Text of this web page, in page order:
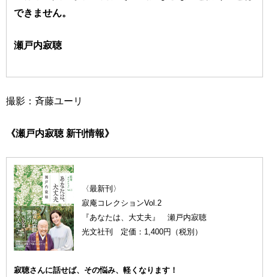
できません。
瀬戸内寂聴
撮影：斉藤ユーリ
《瀬戸内寂聴 新刊情報》
〈最新刊〉
寂庵コレクションVol.2
『あなたは、大丈夫』 瀬戸内寂聴
光文社刊 定価：1,400円（税別）
寂聴さんに話せば、その悩み、軽くなります！